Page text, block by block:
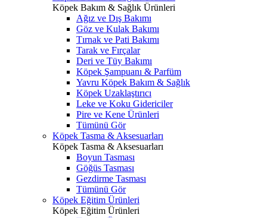
Köpek Bakım & Sağlık Ürünleri
Ağız ve Dış Bakımı
Göz ve Kulak Bakımı
Tırnak ve Pati Bakımı
Tarak ve Fırçalar
Deri ve Tüy Bakımı
Köpek Şampuanı & Parfüm
Yavru Köpek Bakım & Sağlık
Köpek Uzaklaştırıcı
Leke ve Koku Gidericiler
Pire ve Kene Ürünleri
Tümünü Gör
Köpek Tasma & Aksesuarları
Köpek Tasma & Aksesuarları
Boyun Tasması
Göğüs Tasması
Gezdirme Tasması
Tümünü Gör
Köpek Eğitim Ürünleri
Köpek Eğitim Ürünleri